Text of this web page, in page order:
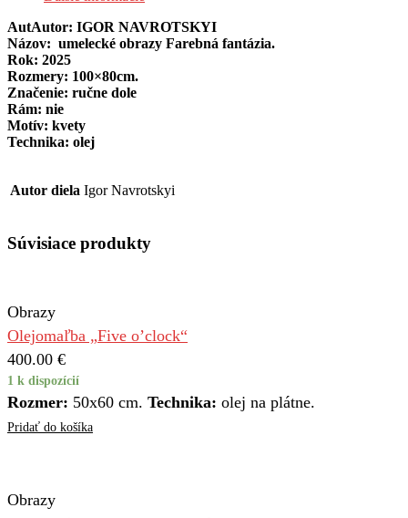
AutAutor: IGOR NAVROTSKYI
Názov: umelecké obrazy Farebná fantázia.
Rok: 2025
Rozmery: 100×80cm.
Značenie: ručne dole
Rám: nie
Motív: kvety
Technika: olej
Autor diela Igor Navrotskyi
Súvisiace produkty
Obrazy
Olejomaľba „Five o’clock“
400.00 €
1 k dispozícií
Rozmer: 50x60 cm. Technika: olej na plátne.
Pridať do košíka
Obrazy